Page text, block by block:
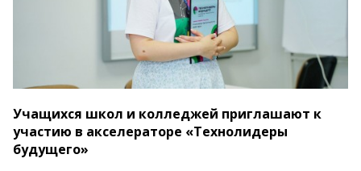
Учащихся школ и колледжей приглашают к
участию в акселераторе «Технолидеры
будущего»